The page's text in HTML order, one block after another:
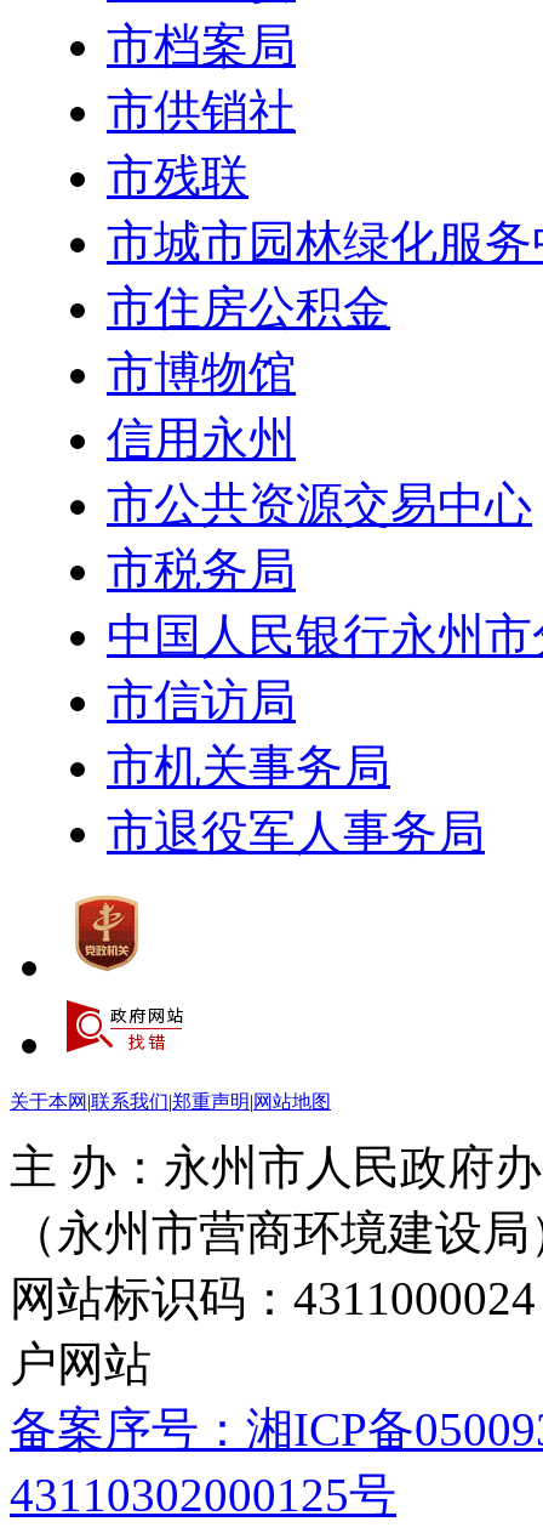
市档案局
市供销社
市残联
市城市园林绿化服
市住房公积金
市博物馆
信用永州
市公共资源交易中心
市税务局
中国人民银行永州
市信访局
市机关事务局
市退役军人事务局
关于本网 |联系我们|郑重声明|网站地图
主 办：永州市人民政府
（永州市营商环境建设局
网站标识码：
户网站
备案序号：湘ICP备
43110302000125号